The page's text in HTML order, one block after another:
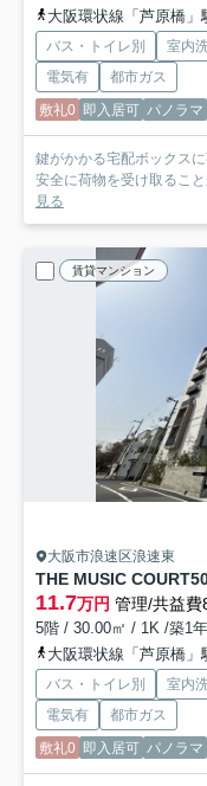
大阪環状線「芦原橋」
バス・トイレ別 室内
電気有
都市ガス
敷礼0 即入居可 パノラマ
鍵がかかる宅配ボックス
安全に荷物を受け取るこ
見る
賃貸マンション
大阪市浪速区浪速東
THE MUSIC COURT
11.7万円 管理/共益費
5階 / 30.00㎡ / 1K /築1年
大阪環状線「芦原橋」
バス・トイレ別 室内
電気有
都市ガス
敷礼0 即入居可 パノラマ